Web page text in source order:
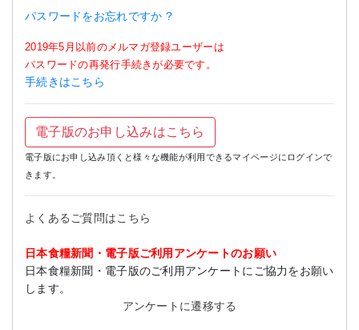
パスワードをお忘れですか ?
2019年5月以前のメルマガ登録ユーザーは
パスワードの再発行手続きが必要です。
手続きはこちら
電子版のお申し込みはこちら
電子版にお申し込み頂くと様々な機能が利用できるマイページにログインで
きます。
よくあるご質問はこちら
日本食糧新聞・電子版ご利用アンケートのお願い
日本食糧新聞・電子版のご利用アンケートにご協力をお願い
します。
アンケートに遷移する